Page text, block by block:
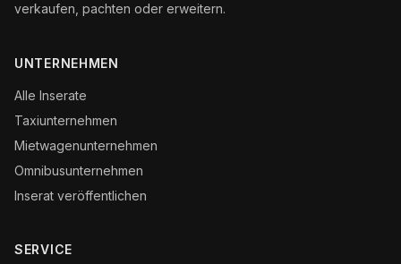
verkaufen, pachten oder erweitern.
UNTERNEHMEN
Alle Inserate
Taxiunternehmen
Mietwagenunternehmen
Omnibusunternehmen
Inserat veröffentlichen
SERVICE